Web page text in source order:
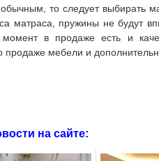
то следует выбирать
матраса, пружины не будут
момент в продаже есть и
продаже мебели и
на сайте: